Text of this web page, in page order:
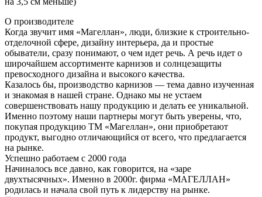
О производителе
Когда звучит имя «Магеллан», люди, близкие к строительно-
отделочной сфере, дизайну интерьера, да и простые
обыватели, сразу понимают, о чем идет речь. А речь идет о
широчайшем ассортименте карнизов и солнцезащиты
превосходного дизайна и высокого качества.
Казалось бы, производство карнизов — тема давно изученная
и знакомая в нашей стране. Однако мы не устаем
совершенствовать нашу продукцию и делать ее уникальной.
Именно поэтому наши партнеры могут быть уверены, что,
покупая продукцию ТМ «Магеллан», они приобретают
продукт, выгодно отличающийся от всего, что предлагается
на рынке.
Успешно работаем с 2000 года
Начиналось все давно, как говорится, на «заре
двухтысячных». Именно в 2000г. фирма «МАГЕЛЛАН»
родилась и начала свой путь к лидерству на рынке.